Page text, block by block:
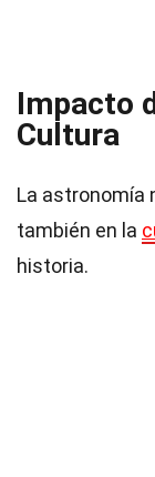
Impacto
Cultura
La astronomía
también en la
historia.